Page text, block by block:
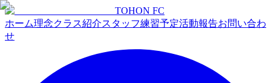
TOHON FC
ホーム理念クラス紹介スタッフ練習予定活動報告お問い合わ
せ